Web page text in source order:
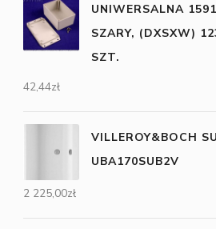
UNIWERSALNA
SZARY, (DXSXW)
SZT.
42,44zł
VILLEROY&BOCH
UBA170SUB2V
2 225,00zł